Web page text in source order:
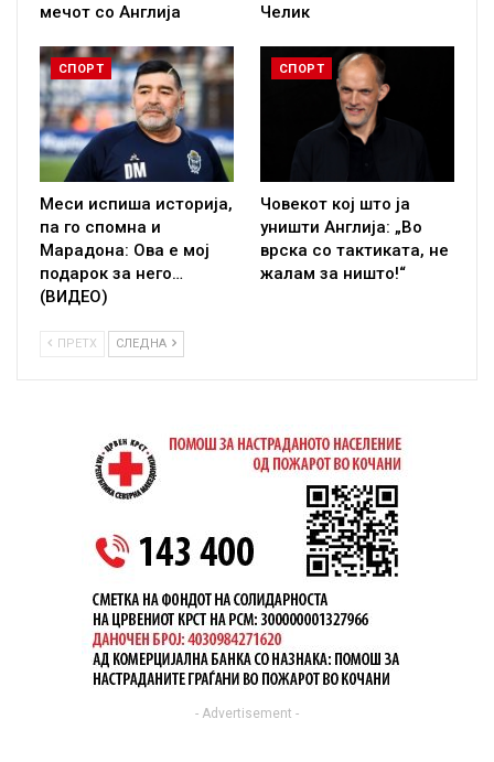
мечот со Англија Челик
СПОРТ
Меси испиша историја,
па го спомна и
Марадона: Ова е мој
подарок за него…
(ВИДЕО)
СПОРТ
Човекот кој што ја
уништи Англија: „Во
врска со тактиката, не
жалам за ништо!“
ПРЕТХ СЛЕДНА
- Advertisement -